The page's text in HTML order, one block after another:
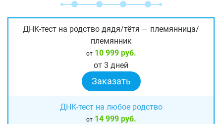
ДНК-тест на родство дядя/тётя — племянница/
племянник
от10 999 руб.
от 3 дней
Заказать
ДНК-тест на любое родство
от14 999 руб.